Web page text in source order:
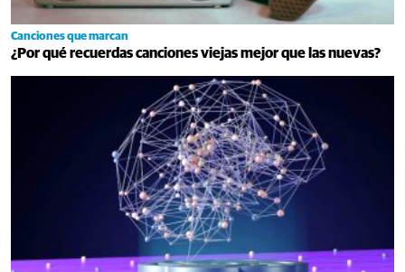
Canciones que marcan
¿Por qué recuerdas canciones viejas mejor que las nuevas?